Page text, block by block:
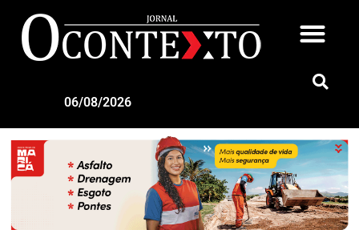
06/08/2026